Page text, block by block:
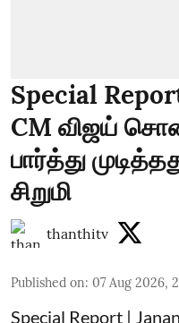
Special
CM விஜய்
பார்த்து
சிறுமி
thanthitv
Published on: 07 Aug 2026,
Special Report |